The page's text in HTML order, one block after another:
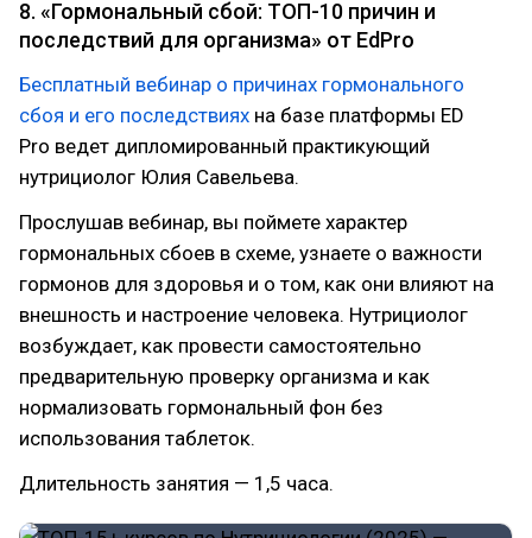
8. «Гормональный сбой: ТОП-10 причин и
последствий для организма» от EdPro
Бесплатный вебинар о причинах гормонального
сбоя и его последствиях на базе платформы ED
Pro ведет дипломированный практикующий
нутрициолог Юлия Савельева.
Прослушав вебинар, вы поймете характер
гормональных сбоев в схеме, узнаете о важности
гормонов для здоровья и о том, как они влияют на
внешность и настроение человека. Нутрициолог
возбуждает, как провести самостоятельно
предварительную проверку организма и как
нормализовать гормональный фон без
использования таблеток.
Длительность занятия — 1,5 часа.